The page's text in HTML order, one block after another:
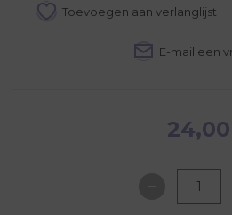
24,00